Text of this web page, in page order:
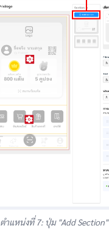
ตำแหน่งที่ 7: ปุ่ม "Add Section"